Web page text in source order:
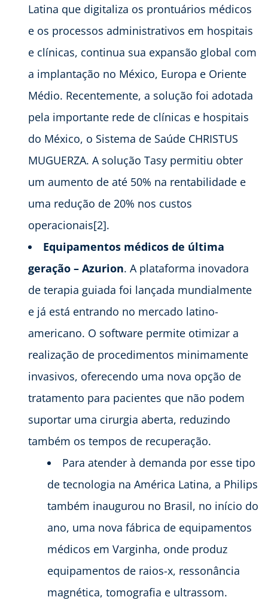
Latina que digitaliza os prontuários médicos
e os processos administrativos em hospitais
e clínicas, continua sua expansão global com
a implantação no México, Europa e Oriente
Médio. Recentemente, a solução foi adotada
pela importante rede de clínicas e hospitais
do México, o Sistema de Saúde CHRISTUS
MUGUERZA. A solução Tasy permitiu obter
um aumento de até 50% na rentabilidade e
uma redução de 20% nos custos
operacionais[2].
Equipamentos médicos de última
geração – Azurion. A plataforma inovadora
de terapia guiada foi lançada mundialmente
e já está entrando no mercado latino-
americano. O software permite otimizar a
realização de procedimentos minimamente
invasivos, oferecendo uma nova opção de
tratamento para pacientes que não podem
suportar uma cirurgia aberta, reduzindo
também os tempos de recuperação.
Para atender à demanda por esse tipo
de tecnologia na América Latina, a Philips
também inaugurou no Brasil, no início do
ano, uma nova fábrica de equipamentos
médicos em Varginha, onde produz
equipamentos de raios-x, ressonância
magnética, tomografia e ultrassom.